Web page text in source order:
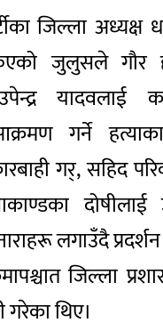
जिल्ला अध्यक्ष
जुलुसले गौर
यादवलाई
गर्ने
गर्, सहिद
दोषीलाई
लगाउँदै
जिल्ला
गरेका थिए।